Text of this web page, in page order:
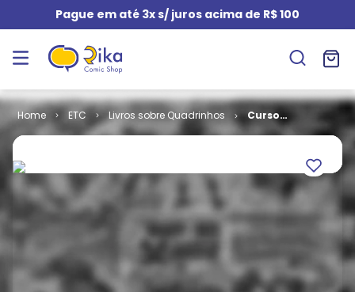
Pague em até 3x s/ juros acima de R$ 100
ETC Livros sobre Quadrinhos
Curso
Fundamental
Básica e Arte-
Final